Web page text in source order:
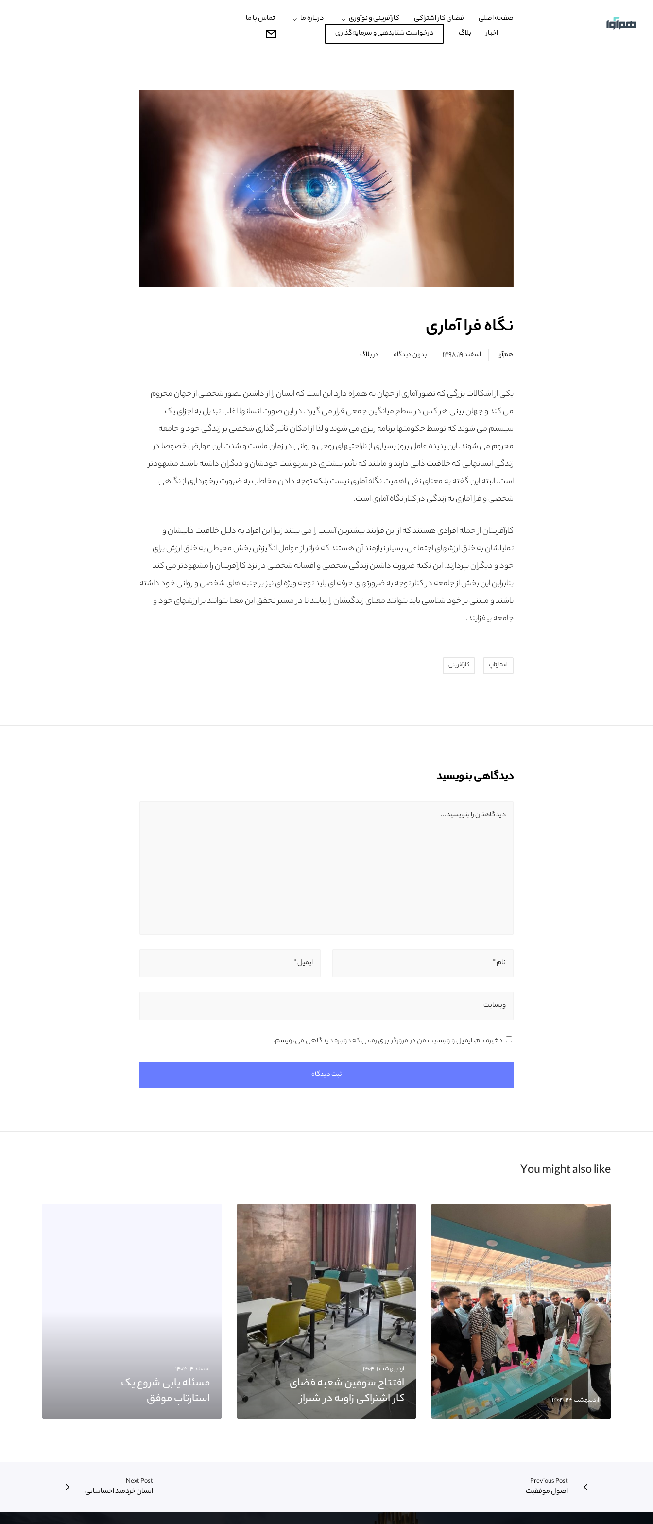
صفحه اصلی فضای کار اشتراکی کارآفرینی و نوآوری درباره ما
تماس با ما
اخبار
بلاگ درخواست شتابدهی و سرمایه‌گذاری
نگاه فرا آماری
هم‌آوا اسفند ۱۹, ۱۳۹۸ بدون دیدگاه دربلاگ
یکی از اشکالات بزرگی که تصور آماری از جهان به همراه دارد این است که انسان را از داشتن تصور شخصی از جهان محروم
می کند و جهان بینی هر کس در سطح میانگین جمعی قرار می گیرد. در این صورت انسانها اغلب تبدیل به اجزای یک
سیستم می شوند که توسط حکومتها برنامه ریزی می شوند و لذا از امکان تأثیر گذاری شخصی بر زندگی خود و جامعه
محروم می شوند. این پدیده عامل بروز بسیاری از ناراحتیهای روحی و روانی در زمان ماست و شدت این عوارض خصوصا در
زندگی انسانهایی که خلاقیت ذاتی دارند و مایلند که تأثیر بیشتری در سرنوشت خودشان و دیگران داشته باشند مشهودتر
است. البته این گفته به معنای نفی اهمیت نگاه آماری نیست بلکه توجه دادن مخاطب به ضرورت برخورداری از نگاهی
شخصی و فرا آماری به زندگی در کنار نگاه آماری است.
کارآفرینان از جمله افرادی هستند که از این فرایند بیشترین آسیب را می بینند زیرا این افراد به دلیل خلاقیت ذاتیشان و
تمایلشان به خلق ارزشهای اجتماعی، بسیار نیازمند آن هستند که فراتر از عوامل انگیزش بخش محیطی به خلق ارزش برای
خود و دیگران بپردازند. این نکته ضرورت داشتن زندگی شخصی و افسانه شخصی در نزد کارآفرینان را مشهودتر می کند
بنابراین این بخش از جامعه در کنار توجه به ضرورتهای حرفه ای باید توجه ویژه ای نیز بر جنبه های شخصی و روانی خود داشته
باشند و مبتنی بر خود شناسی باید بتوانند معنای زندگیشان را بیابند تا در مسیر تحقق این معنا بتوانند بر ارزشهای خود و
جامعه بیفزایند.
استارتاپ کارآفرینی
دیدگاهی بنویسید
دیدگاهتان را بنویسید...
نام * ایمیل *
وبسایت
ذخیره نام، ایمیل و وبسایت من در مرورگر برای زمانی که دوباره دیدگاهی می‌نویسم.
You might also like
اردیبهشت ۲۳, ۱۴۰۴
اردیبهشت ۱, ۱۴۰۴
افتتاح سومین شعبه فضای
کار اشتراکی زاویه در شیراز
اسفند ۴, ۱۴۰۳
مسئله یابی شروع یک
استارتاپ موفق
Previous Post
اصول موفقیت
Next Post
انسان خردمند احساساتی